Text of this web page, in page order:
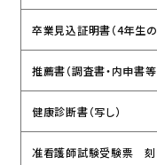
地域一般・企業の方
大学案内
大学案内
情報公開
大学ガイド
キャンパスマップ・アク
サイトマップこ
卒業見込証明書（4年生の
推薦書（調査書・内申書等
健康診断書（写し）
准看護師試験受験票